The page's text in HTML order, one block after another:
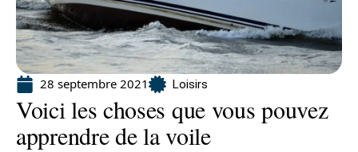
28 septembre 2021 Loisirs
Voici les choses que vous pouvez
apprendre de la voile